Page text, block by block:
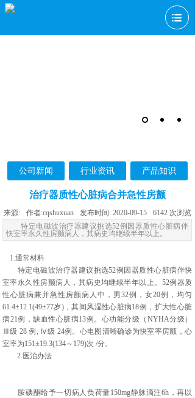
公司新闻 行业资讯 产品知识
治疗器质性心脏病合并急性房颤
来源: 作者:cqshuxuan 发布时间: 2020-09-15 6142 次浏览
特定电磁波治疗器建议挑选52例因器质性心脏病伴
快室率永久性房颤病人，其病史均继续半年以上。
1.通常材料
特定电磁波治疗器建议挑选52例因器质性心脏病伴快
室率永久性房颤病人，其病史均继续半年以上。52例器质
性心脏病兼并急性房颤病人中，男32例，女20例，均匀
61.4±12.1(49±77岁)，其间风湿性心脏病18例，扩大性心脏
病21例，缺血性心脏病13例。心功能分级（NYHA分级）
Ⅲ级 28 例, Ⅳ级 24例。心电图清晰确诊为快室率房颤，心
室率为151±19.3(134～179)次 /分。
2.医治办法
胺碘酮给予一切病人负荷量150mg静脉滴注6h，再以